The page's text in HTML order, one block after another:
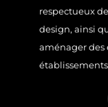
respectueux
design, ainsi
aménager des